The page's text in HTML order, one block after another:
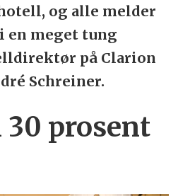
og alle melder
en meget tung
på Clarion
Schreiner.
30 prosent